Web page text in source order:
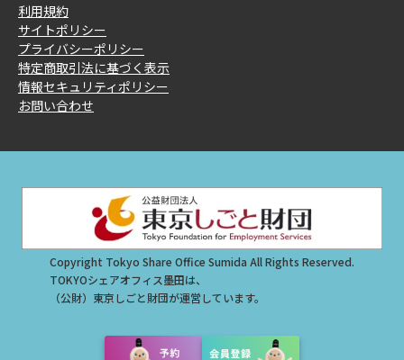
利用規約
サイトポリシー
プライバシーポリシー
特定商取引法に基づく表示
情報セキュリティポリシー
お問い合わせ
Copyright Tokyo Share Office Sumida All Rights Reserved.
TOKYOシェアオフィス墨田は、
（公財）東京しごと財団が運営しています。